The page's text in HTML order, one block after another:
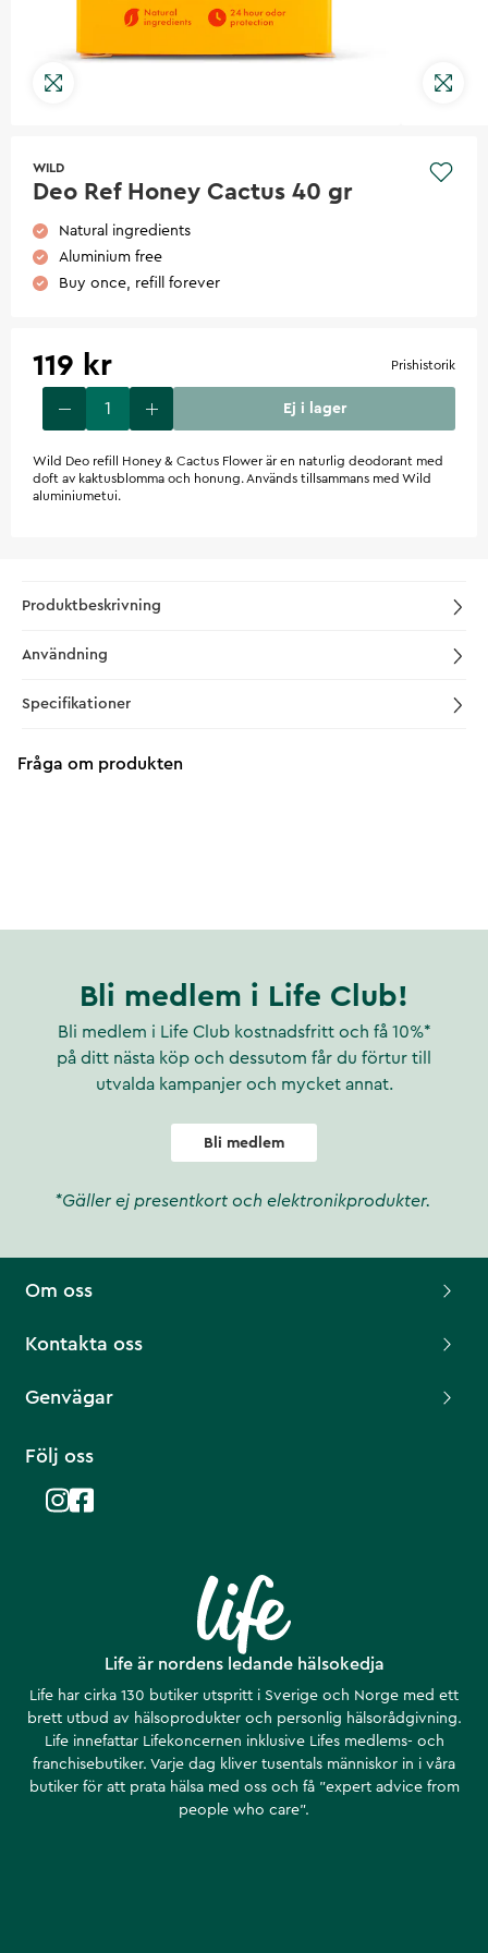
WILD
Deo Ref Honey Cactus 40 gr
Natural ingredients
Aluminium free
Buy once, refill forever
119 kr Prishistorik
Ej i lager
Wild Deo refill Honey & Cactus Flower är en naturlig deodorant med
doft av kaktusblomma och honung. Används tillsammans med Wild
aluminiumetui.
Produktbeskrivning
Användning
Specifikationer
Fråga om produkten
Bli medlem i Life Club!
Bli medlem i Life Club kostnadsfritt och få 10%*
på ditt nästa köp och dessutom får du förtur till
utvalda kampanjer och mycket annat.
Bli medlem
*Gäller ej presentkort och elektronikprodukter.
Life är nordens ledande hälsokedja
Life har cirka 130 butiker utspritt i Sverige och Norge med ett
brett utbud av hälsoprodukter och personlig hälsorådgivning.
Life innefattar Lifekoncernen inklusive Lifes medlems- och
franchisebutiker. Varje dag kliver tusentals människor in i våra
butiker för att prata hälsa med oss och få ”expert advice from
people who care”.
Om oss
Kontakta oss
Genvägar
Följ oss